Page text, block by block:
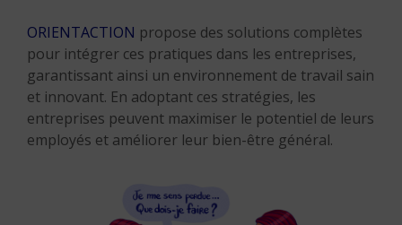
ORIENTACTION propose des solutions complètes
pour intégrer ces pratiques dans les entreprises,
garantissant ainsi un environnement de travail sain
et innovant. En adoptant ces stratégies, les
entreprises peuvent maximiser le potentiel de leurs
employés et améliorer leur bien-être général.